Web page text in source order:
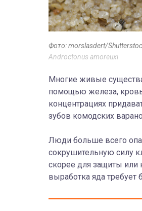
Фото: morslasdert/
Androctonus amoreuxi
Многие живые
помощью железа,
концентрациях
зубов комодских
Люди больше всего
сокрушительную силу
скорее для защиты или
выработка яда требует